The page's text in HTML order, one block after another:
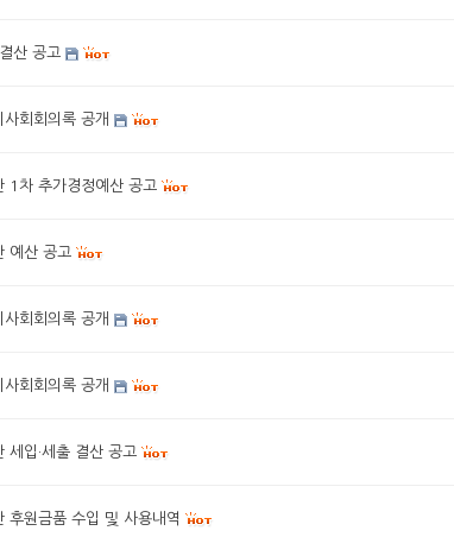
산 공고
회회의록 공개
1차 추가경정예산 공고
예산 공고
회회의록 공개
회회의록 공개
입·세출 결산 공고
후원금품 수입 및 사용내역